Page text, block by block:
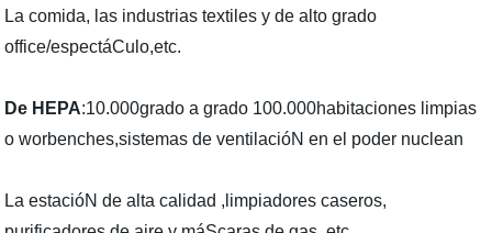
La comida, las industrias textiles y de alto grado
office/espectáCulo,etc.
De HEPA:10.000grado a grado 100.000habitaciones limpias
o worbenches,sistemas de ventilacióN en el poder nuclean
La estacióN de alta calidad ,limpiadores caseros,